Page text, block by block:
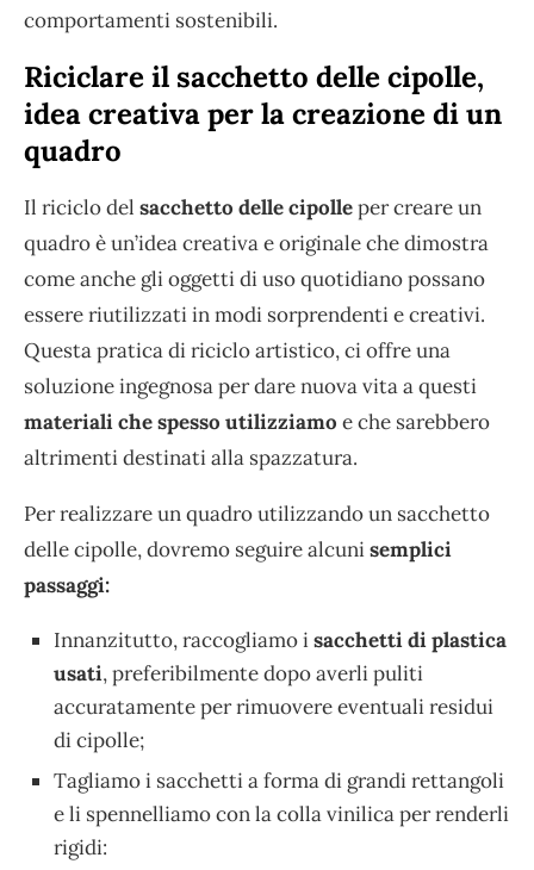
comportamenti sostenibili.
Riciclare il sacchetto delle cipolle,
idea creativa per la creazione di un
quadro
Il riciclo del sacchetto delle cipolleper creare un
quadro è un’idea creativa e originale che dimostra
come anche gli oggetti di uso quotidiano possano
essere riutilizzati in modi sorprendenti e creativi.
Questa pratica di riciclo artistico, ci offre una
soluzione ingegnosa per dare nuova vita a questi
materiali che spesso utilizziamo e che sarebbero
altrimenti destinati alla spazzatura.
Per realizzare un quadro utilizzando un sacchetto
delle cipolle, dovremo seguire alcunisemplici
passaggi:
Innanzitutto, raccogliamo isacchetti di plastica
usati, preferibilmente dopo averli puliti
accuratamente per rimuovere eventuali residui
di cipolle;
Tagliamo i sacchetti a forma di grandi rettangoli
e li spennelliamo con la colla vinilica per renderli
rigidi: